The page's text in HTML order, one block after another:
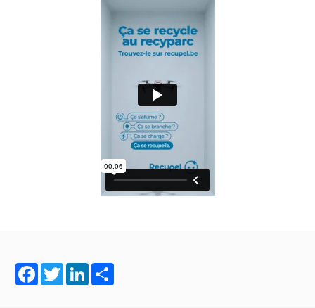
Facebook
TwitterLinkedIn